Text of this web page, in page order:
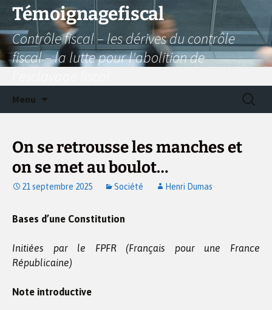
Aller
contenu
Témoignagefiscal
Contrôle fiscal – les dérives du contrôle
fiscal – la lutte pour l'abolition de
Menu
On se retrousse les manches et
on se met au boulot…
21 septembre 2025 Société Henri Dumas
Bases d’une Constitution
Initiées par le FPFR (Français pour une France
Républicaine)
Note introductive